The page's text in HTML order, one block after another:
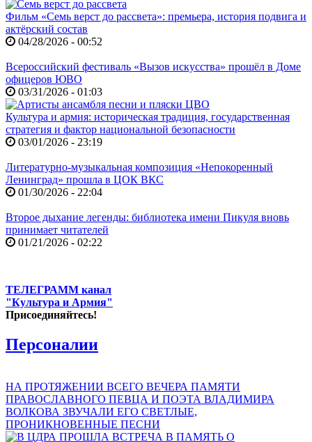
Фильм «Семь верст до рассвета»: премьера, история подвига и
актёрский состав
04/28/2026 - 00:52
Всероссийский фестиваль «Вызов искусства» прошёл в Доме
офицеров ЮВО
03/31/2026 - 01:03
Культура и армия: историческая традиция, государственная
стратегия и фактор национальной безопасности
03/01/2026 - 23:19
Литературно-музыкальная композиция «Непокоренный
Ленинград» прошла в ЦОК ВКС
01/30/2026 - 22:04
Второе дыхание легенды: библиотека имени Пикуля вновь
принимает читателей
01/21/2026 - 02:22
ТЕЛЕГРАММ канал
"Культура и Армия"
Присоединяйтесь!
Персоналии
НА ПРОТЯЖЕНИИ ВСЕГО ВЕЧЕРА ПАМЯТИ
ПРАВОСЛАВНОГО ПЕВЦА И ПОЭТА ВЛАДИМИРА
ВОЛКОВА ЗВУЧАЛИ ЕГО СВЕТЛЫЕ,
ПРОНИКНОВЕННЫЕ ПЕСНИ